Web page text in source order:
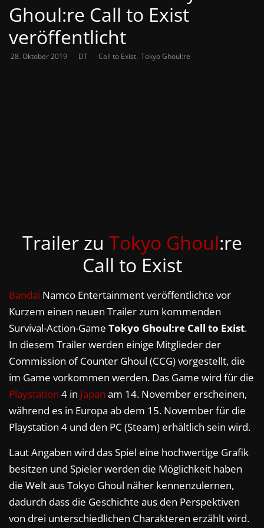
Ghoul:re Call to Exist
veröffentlicht
28. Oktober 2019 DT Call to Exist, Tokyo Ghoul:re
Trailer zu Tokyo Ghoul:re
Call to Exist
Bandai Namco Entertainment veröffentlichte vor
Kurzem einen neuen Trailer zum kommenden
Survival-Action-Game Tokyo Ghoul:re Call to Exist.
In diesem Trailer werden einige Mitglieder der
Commission of Counter Ghoul (CCG) vorgestellt, die
im Game vorkommen werden. Das Game wird für die
Playstation 4 in Japan am 14. November erscheinen,
während es in Europa ab dem 15. November für die
Playstation 4 und den PC (Steam) erhältlich sein wird.
Laut Angaben wird das Spiel eine hochwertige Grafik
besitzen und Spieler werden die Möglichkeit haben
die Welt aus Tokyo Ghoul näher kennenzulernen,
dadurch dass die Geschichte aus den Perspektiven
von drei unterschiedlichen Charakteren erzählt wird.